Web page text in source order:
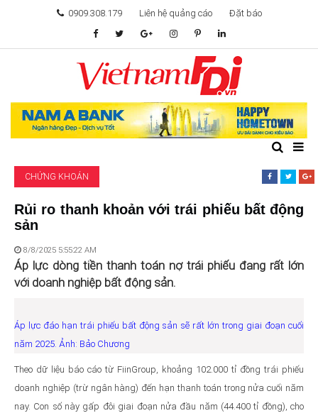
0909.308.179 Liên hệ quảng cáo Đặt báo
TÂM ĐIỂM ĐẦU TƯ
TÀI CHÍNH
KHỞI NGHIỆP
GIẢI TRÍ & CÔNG NGHỆ
CHỨNG KHOÁN
Rủi ro thanh khoản với trái phiếu bất động
sản
8/8/2025 5:55:22 AM
Áp lực dòng tiền thanh toán nợ trái phiếu đang rất lớn
với doanh nghiệp bất động sản.
Áp lực đáo hạn trái phiếu bất động sản sẽ rất lớn trong giai đoạn cuối
năm 2025. Ảnh: Bảo Chương
Theo dữ liệu báo cáo từ FiinGroup, khoảng 102.000 tỉ đồng trái phiếu
doanh nghiệp (trừ ngân hàng) đến hạn thanh toán trong nửa cuối năm
nay. Con số này gấp đôi giai đoạn nửa đầu năm (44.400 tỉ đồng), cho